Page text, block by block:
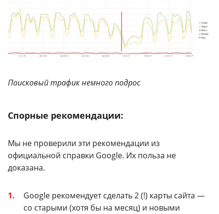
Поисковый трафик немного подрос
Спорные рекомендации:
Мы не проверили эти рекомендации из
официальной справки Google. Их польза не
доказана.
Google рекомендует сделать 2 (!) карты сайта —
со старыми (хотя бы на месяц) и новыми